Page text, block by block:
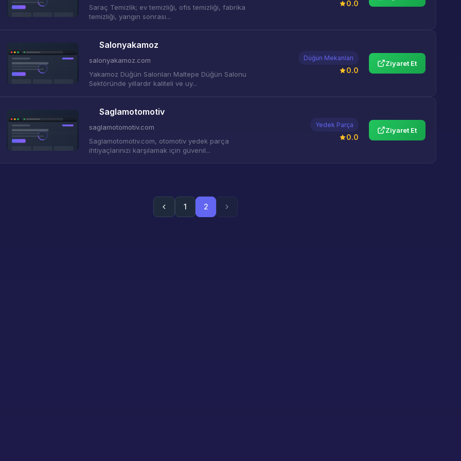
Saraç Temizlik; ev temizliği, ofis temizliği, fabrika
temizliği, yangın sonrası...
0.0
Salonyakamoz
salonyakamoz.com
Yakamoz Düğün Salonları Maltepe Düğün Salonu
Sektöründe yıllardır kaliteli ve uy...
Düğün Mekanları
0.0
Ziyaret Et
Saglamotomotiv
saglamotomotiv.com
Saglamotomotiv.com, otomotiv yedek parça
ihtiyaçlarınızı karşılamak için güvenil...
Yedek Parça
0.0
Ziyaret Et
1 2